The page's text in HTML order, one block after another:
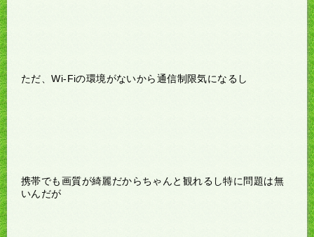
ただ、Wi-Fiの環境がないから通信制限気になるし
携帯でも画質が綺麗だからちゃんと観れるし特に問題は無
いんだが